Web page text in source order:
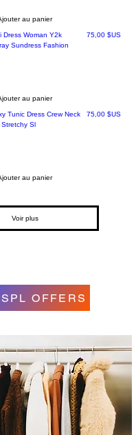
au panier
Dress Woman Y2k
Sundress Fashion
Prix
75,00 $US
au panier
Tunic Dress Crew Neck
Sl
Prix
75,00 $US
au panier
Voir plus
OFFERS